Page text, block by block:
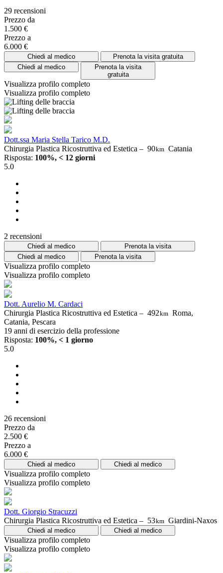
29 recensioni
Prezzo da
1.500 €
Prezzo a
6.000 €
Chiedi al medico
Prenota la visita gratuita
Chiedi al medico
Prenota la visita
gratuita
Visualizza profilo completo
Visualizza profilo completo
Dott.ssa Maria Stella Tarico M.D.
Chirurgia Plastica Ricostruttiva ed Estetica – 90km Catania
Risposta: 100%, < 12 giorni
5.0
2 recensioni
Chiedi al medico
Prenota la visita
Chiedi al medico
Prenota la visita
Visualizza profilo completo
Visualizza profilo completo
Dott. Aurelio M. Cardaci
Chirurgia Plastica Ricostruttiva ed Estetica – 492km Roma,
Catania, Pescara
19 anni di esercizio della professione
Risposta: 100%, < 1 giorno
5.0
26 recensioni
Prezzo da
2.500 €
Prezzo a
6.000 €
Chiedi al medico Chiedi al medico
Visualizza profilo completo
Visualizza profilo completo
Dott. Giorgio Stracuzzi
Chirurgia Plastica Ricostruttiva ed Estetica – 53km Giardini-Naxos
Chiedi al medico Chiedi al medico
Visualizza profilo completo
Visualizza profilo completo